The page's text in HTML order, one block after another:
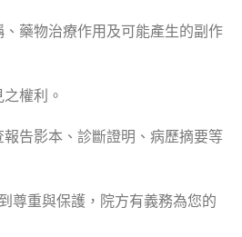
藥物治療作用及可能產生的副作
權利。
告影本、診斷證明、病歷摘要等
尊重與保護，院方有義務為您的